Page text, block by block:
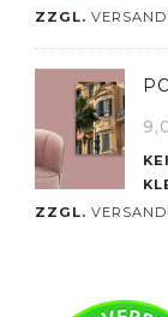
ZZGL.
ZZGL.